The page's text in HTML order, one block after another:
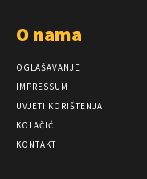
O nama
OGLAŠAVANJE
IMPRESSUM
UVJETI KORIŠTENJA
KOLAČIĆI
KONTAKT